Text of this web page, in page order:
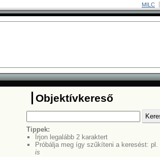
MILC
Objektívkereső
Tippek:
Írjon legalább 2 karaktert
Próbálja meg így szűkíteni a keresést: pl.
is